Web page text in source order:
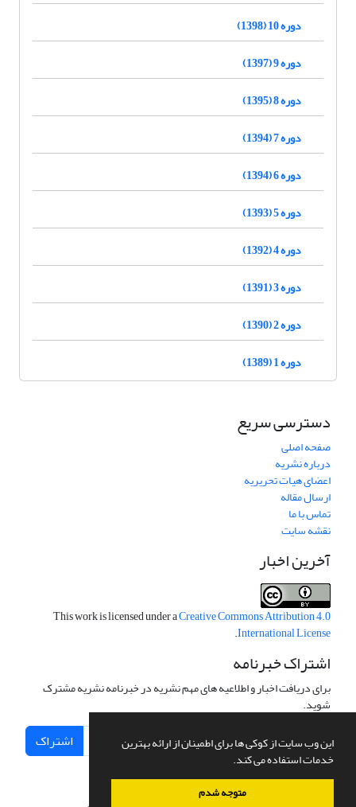
این وب سایت از کوکی ها برای اطمینان از ارائه بهترین
خدمات استفاده می کند.
متوجه شدم
دوره 10 (1398)
دوره 9 (1397)
دوره 8 (1395)
دوره 7 (1394)
دوره 6 (1394)
دوره 5 (1393)
دوره 4 (1392)
دوره 3 (1391)
دوره 2 (1390)
دوره 1 (1389)
دسترسی سریع
صفحه اصلی
درباره نشریه
اعضای هیات تحریریه
ارسال مقاله
تماس با ما
نقشه سایت
آخرین اخبار
This work is licensed under aCreative Commons Attribution 4.0
International License
.
اشتراک خبرنامه
برای دریافت اخبار و اطلاعیه های مهم نشریه در خبرنامه نشریه مشترک
شوید.
اشتراک